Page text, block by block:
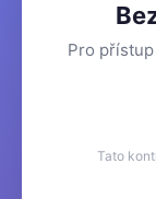
Pro
Tato